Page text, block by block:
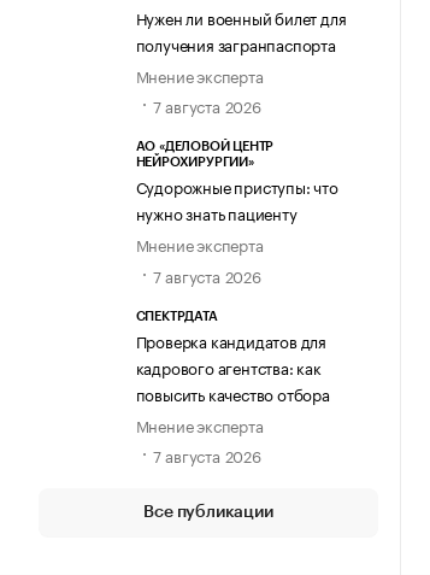
Нужен ли военный билет для
получения загранпаспорта
Мнение эксперта
7 августа 2026
АО «ДЕЛОВОЙ ЦЕНТР
НЕЙРОХИРУРГИИ»
Судорожные приступы: что
нужно знать пациенту
Мнение эксперта
7 августа 2026
СПЕКТРДАТА
Проверка кандидатов для
кадрового агентства: как
повысить качество отбора
Мнение эксперта
7 августа 2026
Все публикации